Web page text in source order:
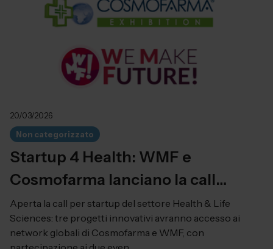
20/03/2026
Non categorizzato
Startup 4 Health: WMF e
Cosmofarma lanciano la call
internazionale per le startup che
innovano il futuro della salute
Aperta la call per startup del settore Health & Life
Sciences: tre progetti innovativi avranno accesso ai
network globali di Cosmofarma e WMF, con